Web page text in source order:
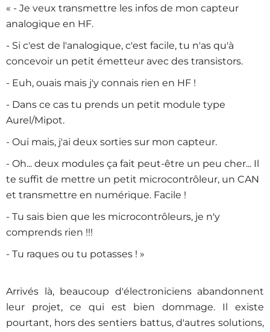
« - Je veux transmettre les infos de mon capteur
analogique en HF.
- Si c'est de l'analogique, c'est facile, tu n'as qu'à
concevoir un petit émetteur avec des transistors.
- Euh, ouais mais j'y connais rien en HF !
- Dans ce cas tu prends un petit module type
Aurel/Mipot.
- Oui mais, j'ai deux sorties sur mon capteur.
- Oh... deux modules ça fait peut-être un peu cher... Il
te suffit de mettre un petit microcontrôleur, un CAN
et transmettre en numérique. Facile !
- Tu sais bien que les microcontrôleurs, je n'y
comprends rien !!!
- Tu raques ou tu potasses ! »
Arrivés là, beaucoup d'électroniciens abandonnent
leur projet, ce qui est bien dommage. Il existe
pourtant, hors des sentiers battus, d'autres solutions,